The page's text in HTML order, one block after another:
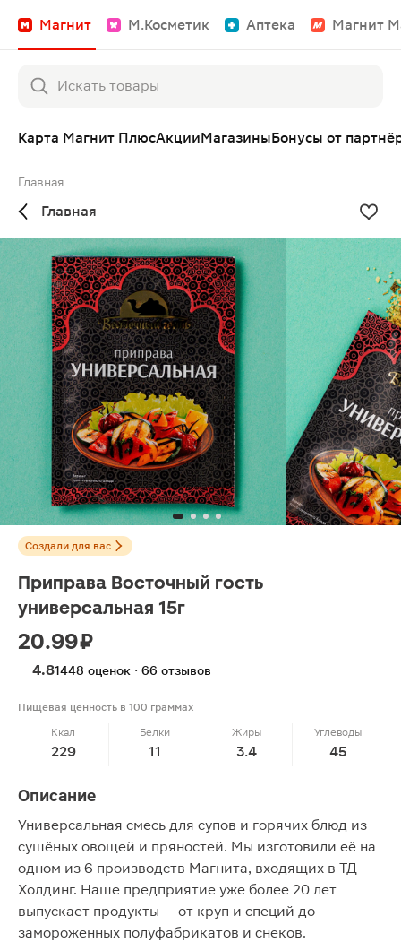
Магнит М.Косметик Аптека Магнит
Карта Магнит ПлюсАкцииМагазиныБонусы от
Главная
Главная
Создали для вас
Приправа Восточный гость
универсальная 15г
20.99 ₽
4.81448 оценок · 66 отзывов
Пищевая ценность в 100 граммах
Ккал
229
Белки
11
Жиры
3.4
Углеводы
45
Описание
Универсальная смесь для супов и горячих блюд из
сушёных овощей и пряностей. Мы изготовили её на
одном из 6 производств Магнита, входящих в ТД-
Холдинг. Наше предприятие уже более 20 лет
выпускает продукты — от круп и специй до
замороженных полуфабрикатов и снеков.